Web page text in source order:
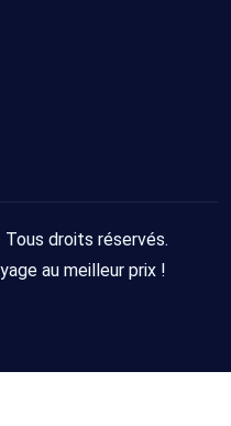
droits réservés.
au meilleur prix !